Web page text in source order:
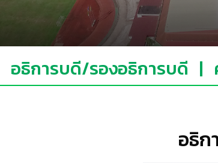
อธิการบดี/รองอธิการบดี |
อธิก